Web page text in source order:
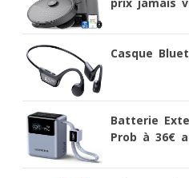
Casque
Batterie
Prob à 36€